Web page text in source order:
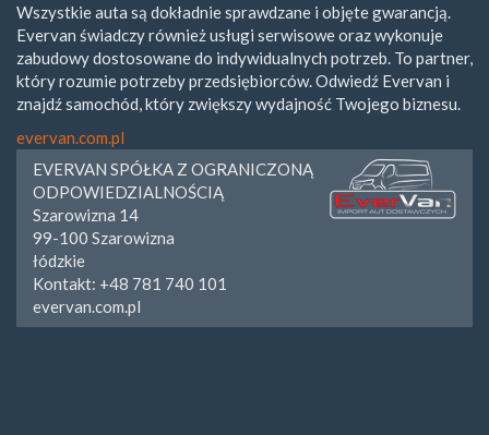
Wszystkie auta są dokładnie sprawdzane i objęte gwarancją.
Evervan świadczy również usługi serwisowe oraz wykonuje
zabudowy dostosowane do indywidualnych potrzeb. To partner,
który rozumie potrzeby przedsiębiorców. Odwiedź Evervan i
znajdź samochód, który zwiększy wydajność Twojego biznesu.
evervan.com.pl
EVERVAN SPÓŁKA Z OGRANICZONĄ
ODPOWIEDZIALNOŚCIĄ
Szarowizna 14
99-100 Szarowizna
łódzkie
Kontakt: +48 781 740 101
evervan.com.pl